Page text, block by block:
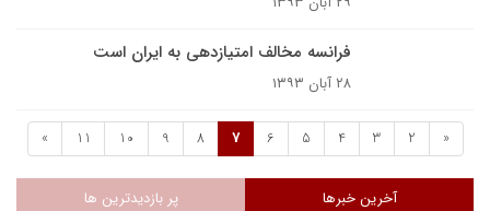
فرانسه مخالف امتیازدهی به ایران است
۲۸ آبان ۱۳۹۳
«
2
3
4
5
6
7
8
9
10
11
»
آخرین خبرها پر بازدیدترین ها